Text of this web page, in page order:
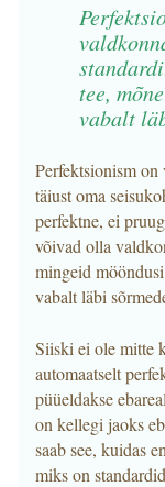
tee,
vabalt
Perfektsionism
täiust oma
perfektne, ei
võivad olla
mingeid
vabalt läbi
Siiski ei ole mitte
automaatselt
püüeldakse
on kellegi jaoks
saab see, kuidas
miks on